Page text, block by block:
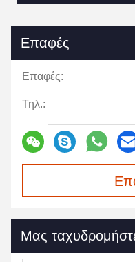
Επαφές
Επαφές:
Τηλ.:
Μας